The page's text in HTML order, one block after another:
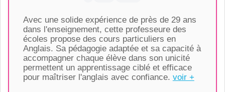
Avec une solide expérience de près de 29 ans
dans l'enseignement, cette professeure des
écoles propose des cours particuliers en
Anglais. Sa pédagogie adaptée et sa capacité à
accompagner chaque élève dans son unicité
permettent un apprentissage ciblé et efficace
pour maîtriser l'anglais avec confiance. voir +